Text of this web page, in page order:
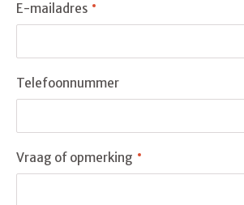
E-mailadres
Telefoonnummer
Vraag of opmerking